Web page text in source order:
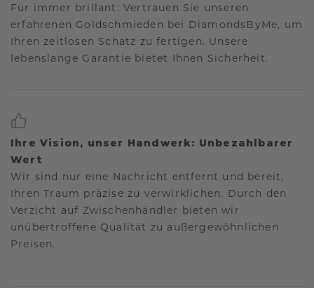
Für immer brillant: Vertrauen Sie unseren
erfahrenen Goldschmieden bei DiamondsByMe, um
Ihren zeitlosen Schatz zu fertigen. Unsere
lebenslange Garantie bietet Ihnen Sicherheit.
Ihre Vision, unser Handwerk: Unbezahlbarer
Wert
Wir sind nur eine Nachricht entfernt und bereit,
Ihren Traum präzise zu verwirklichen. Durch den
Verzicht auf Zwischenhändler bieten wir
unübertroffene Qualität zu außergewöhnlichen
Preisen.